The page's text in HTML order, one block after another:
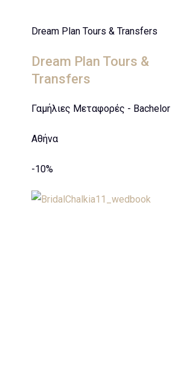
Dream Plan Tours & Transfers
Dream Plan Tours &
Transfers
Γαμήλιες Μεταφορές - Bachelor
Αθήνα
-10%